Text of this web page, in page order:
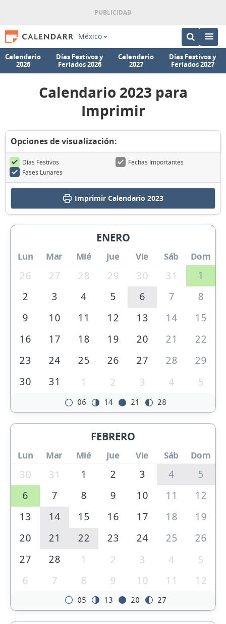
México
Calendario
2026
Días Festivos y
Feriados 2026
Calendario
2027
Días Festivos y
Feriados 2027
Calendario 2023 para
Imprimir
Opciones de visualización:
Días Festivos
Fechas Importantes
Fases Lunares
ImprimirCalendario 2023
ENERO
Lun Mar Mié Jue Vie Sáb Dom
26 27 28 29 30 31
1
2
3 4 5 6 7
8
9
10 11 12 13 14
15
16
17 18 19 20 21
22
23
24 25 26 27 28
29
30
31 1 2 3 4 5
06 14 21 28
FEBRERO
Lun Mar Mié Jue Vie Sáb Dom
30 31 1 2 3 4
5
6
7 8 9 10 11
12
13
14 15 16 17 18
19
20
21 22 23 24 25
26
27
28 1 2 3 4
5
6
7 8 9 10 11 12
05 13 20 27